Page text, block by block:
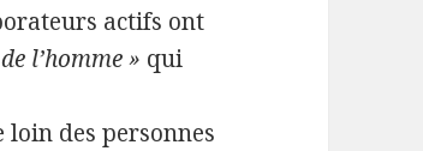
actifs ont
l’homme » qui
des personnes